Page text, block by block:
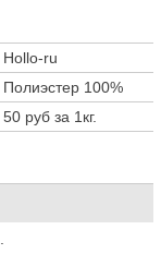
Hollo-ru
Полиэстер 100%
50 руб за 1кг.